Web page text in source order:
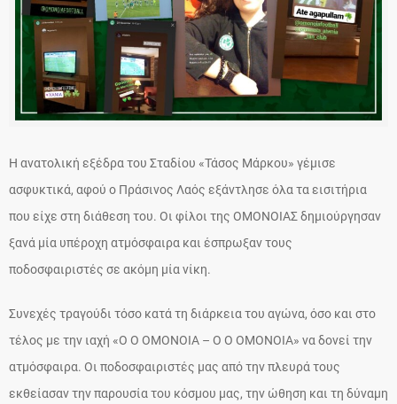
Η ανατολική εξέδρα του Σταδίου «Τάσος Μάρκου» γέμισε
ασφυκτικά, αφού ο Πράσινος Λαός εξάντλησε όλα τα εισιτήρια
που είχε στη διάθεση του. Οι φίλοι της ΟΜΟΝΟΙΑΣ δημιούργησαν
ξανά μία υπέροχη ατμόσφαιρα και έσπρωξαν τους
ποδοσφαιριστές σε ακόμη μία νίκη.
Συνεχές τραγούδι τόσο κατά τη διάρκεια του αγώνα, όσο και στο
τέλος με την ιαχή «Ο Ο ΟΜΟΝΟΙΑ – Ο Ο ΟΜΟΝΟΙΑ» να δονεί την
ατμόσφαιρα. Οι ποδοσφαιριστές μας από την πλευρά τους
εκθείασαν την παρουσία του κόσμου μας, την ώθηση και τη δύναμη